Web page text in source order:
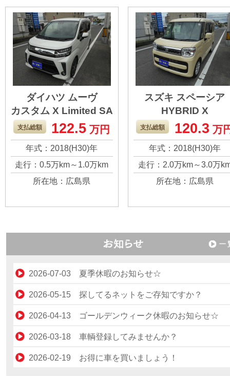
まだまだ大事に乗っ
ていただきたいで
す。
す。
ダイハツ ムーヴ
カスタム X Limited SA
Ⅲ
年数の割には距離は
全然乗っていないで
す。 キズもないほう
だとは思います。 よ
ろしくお願いしま
す。
支払総額 122.5 万円
年式：2018(H30)年
走行：0.5万km～1.0万km
所在地：広島県
スズキ スペーシア
HYBRID X
軽四のスライドド
の人気は凄いです
タントやＮＢＯＸ
どいろいろある中
も、スペーシアが
きで選んだ一台で
く乗っていても安
感がありました。
支払総額 120.3 万
年式：2018(H30)年
走行：2.0万km～3.0万
所在地：広島県
2026-07-03 夏季休暇のお知らせ☆
令和８年８月１３日（木）～令和８年８月１６
させていただきます。 その間の業務は停止さ
ていただきます。 ご不便をおかけしますが宜
くお願い致します。
2026-05-15 探してるネットをご存知ですか？
“探してるネット”をご存知でしょうか？？？ ネ
の情報を閲覧することができます。 つ・ま・
り！ このサイトに載っている情報に合ってい
2026-04-13 ゴールデンウィーク休暇のお知らせ☆
令和８年５月２日（土）～令和８年５月５日
せていただきます。 その間の業務は停止させ
2026-03-18 車輌登録してみませんか？
カースルーでは随時登録車輌募集中です！ そ
2026-02-19 お得に車を買いましょう！